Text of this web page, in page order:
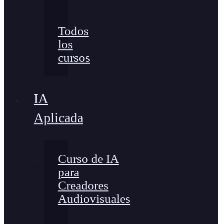
Todos
los
cursos
IA
Aplicada
Curso de IA
para
Creadores
Audiovisuales